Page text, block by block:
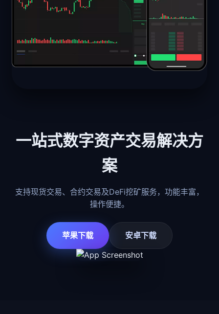
一站式数字资产交易解决方
案
支持现货交易、合约交易及DeFi挖矿服务，功能丰富，
操作便捷。
苹果下载 安卓下载